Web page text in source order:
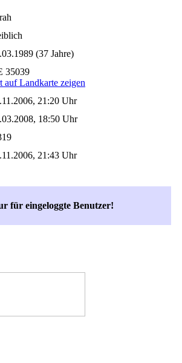
(37 Jahre)
35039
auf Landkarte zeigen
21:20 Uhr
18:50 Uhr
21:43 Uhr
für eingeloggte Benutzer!